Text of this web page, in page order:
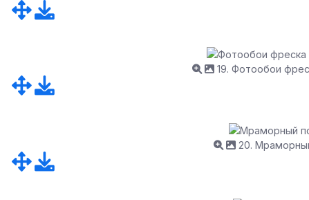
19. Фотообои
20.